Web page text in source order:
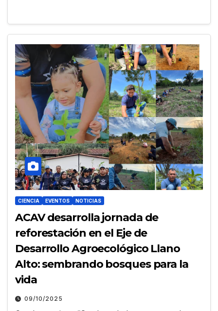
CIENCIA EVENTOS NOTICIAS
ACAV desarrolla jornada de
reforestación en el Eje de
Desarrollo Agroecológico Llano
Alto: sembrando bosques para la
vida
09/10/2025